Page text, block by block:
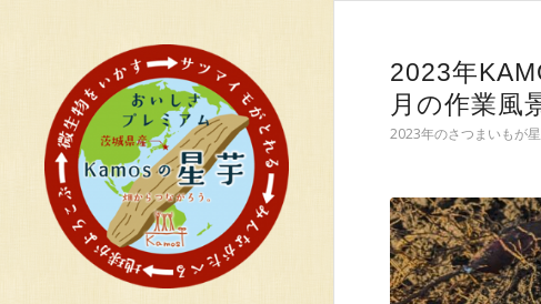
2023年
月の作業風
2023年のさつまいもが